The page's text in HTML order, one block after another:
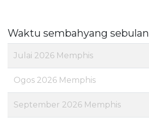
Waktu sembahyang sebulan
Julai 2026 Memphis
Ogos 2026 Memphis
September 2026 Memphis